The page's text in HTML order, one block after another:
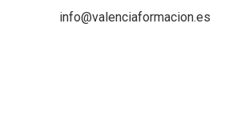
info@valenciaformacion.es